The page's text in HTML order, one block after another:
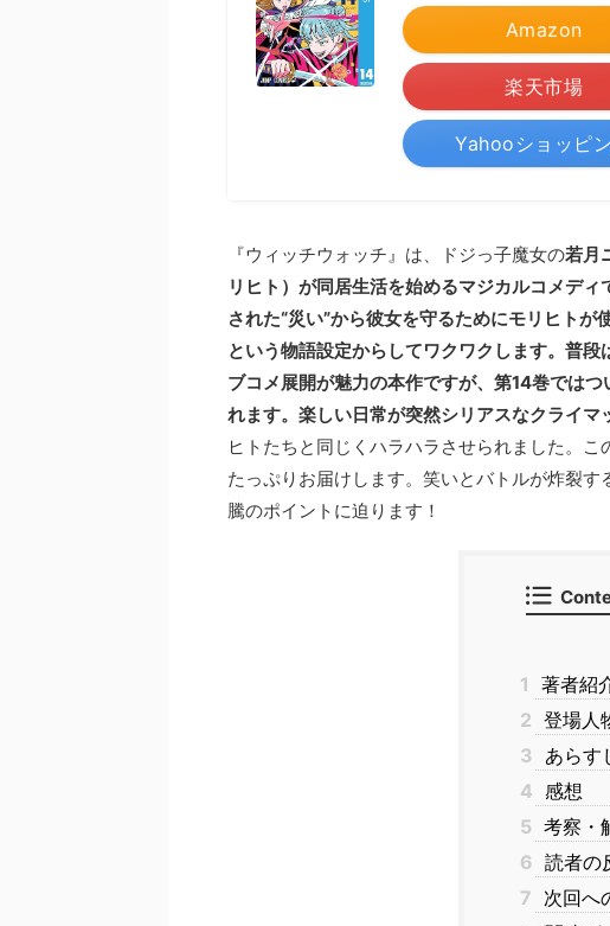
Amazon
楽天市場
Yahooショッピ
『ウィッチウォッチ』は、ドジっ子魔女の若月
リヒト）が同居生活を始めるマジカルコメデ
された“災い”から彼女を守るためにモリヒト
という物語設定からしてワクワクします。普
ブコメ展開が魅力の本作ですが、第14巻では
れます。楽しい日常が突然シリアスなクライマ
ヒトたちと同じくハラハラさせられました。
たっぷりお届けします。笑いとバトルが炸裂
騰のポイントに迫ります！
1 著者紹
2 登場人
3 あらす
4 感想
5 考察・
6 読者の
7 次回へ